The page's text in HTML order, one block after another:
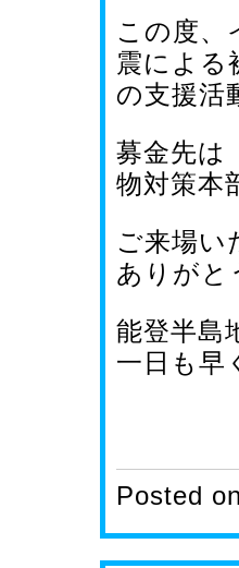
この度、
震による
の支援活
募金先は
物対策本
ご来場い
ありがと
能登半島
一日も早
Posted